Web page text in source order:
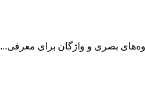
بصری و واژگان برای معرفی...